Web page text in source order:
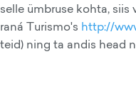
ümbruse kohta, siis
Turismo's http://
ning ta andis head